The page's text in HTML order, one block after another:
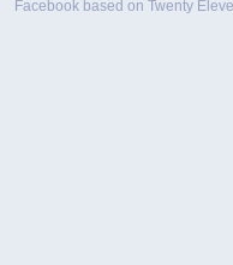
Facebook based on Twenty